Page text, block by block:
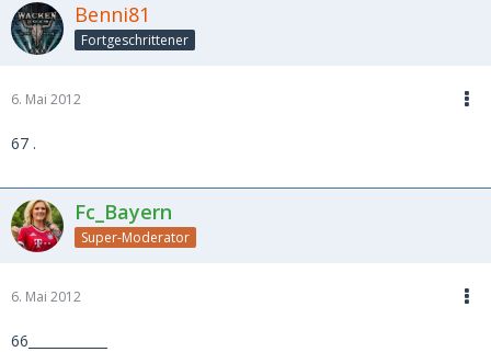
Benni81
Fortgeschrittener
6. Mai 2012
67 .
Fc_Bayern
Super-Moderator
6. Mai 2012
66____________